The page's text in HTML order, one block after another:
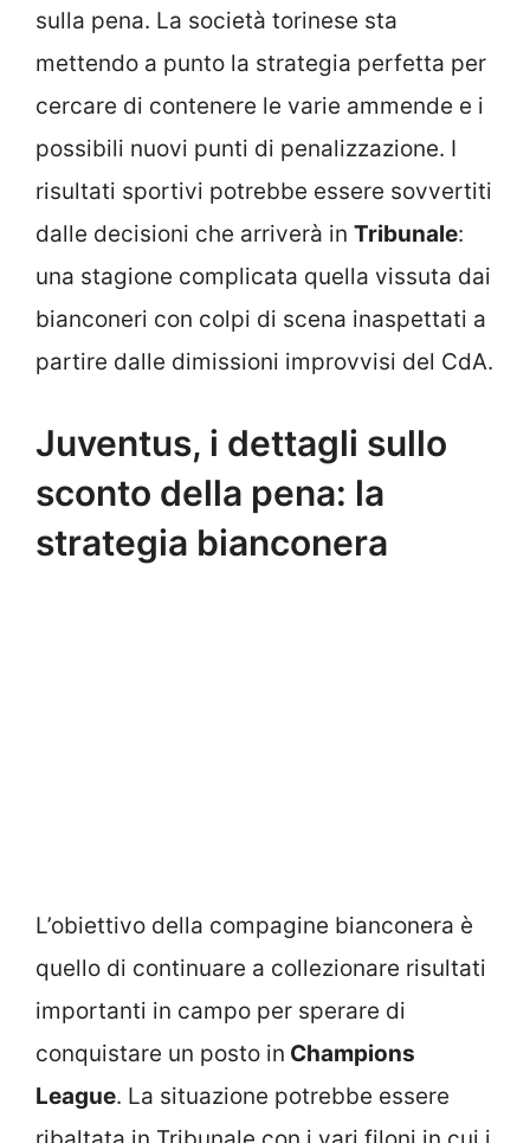
sulla pena. La società torinese sta
mettendo a punto la strategia perfetta per
cercare di contenere le varie ammende e i
possibili nuovi punti di penalizzazione. I
risultati sportivi potrebbe essere sovvertiti
dalle decisioni che arriverà in Tribunale:
una stagione complicata quella vissuta dai
bianconeri con colpi di scena inaspettati a
partire dalle dimissioni improvvisi del CdA.
Juventus, i dettagli sullo
sconto della pena: la
strategia bianconera
L’obiettivo della compagine bianconera è
quello di continuare a collezionare risultati
importanti in campo per sperare di
conquistare un posto in Champions
League. La situazione potrebbe essere